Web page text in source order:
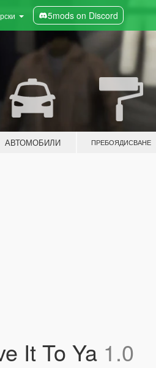
5mods on Discord
АВТОМОБИЛИ ПРЕБОЯДИСВАНЕ
It To Ya 1.0